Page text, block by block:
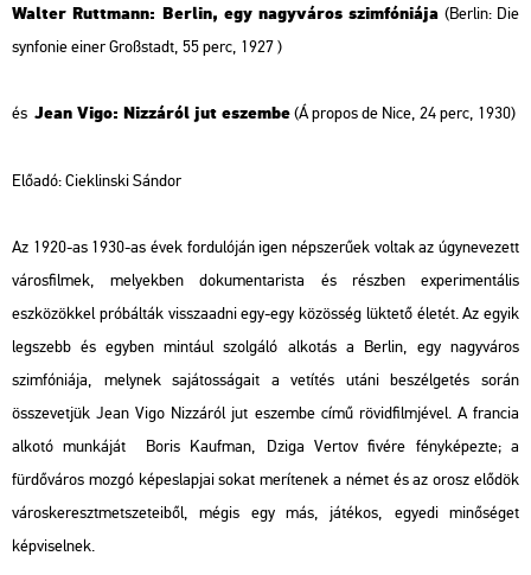
Walter Ruttmann: Berlin, egy nagyváros szimfóniája (Berlin: Die
synfonie einer Großstadt, 55 perc, 1927 )
és Jean Vigo: Nizzáról jut eszembe(Á propos de Nice, 24 perc, 1930)
Előadó:Cieklinski Sándor
Az 1920-as 1930-as évek fordulóján igen népszerűek voltak az úgynevezett
városfilmek, melyekben dokumentarista és részben experimentális
eszközökkel próbálták visszaadni egy-egy közösség lüktető életét. Az egyik
legszebb és egyben mintául szolgáló alkotás a Berlin, egy nagyváros
szimfóniája, melynek sajátosságait a vetítés utáni beszélgetés során
összevetjük Jean Vigo Nizzáról jut eszembe című rövidfilmjével. A francia
alkotó munkáját Boris Kaufman, Dziga Vertov fivére fényképezte; a
fürdőváros mozgó képeslapjai sokat merítenek a német és az orosz elődök
városkeresztmetszeteiből, mégis egy más, játékos, egyedi minőséget
képviselnek.